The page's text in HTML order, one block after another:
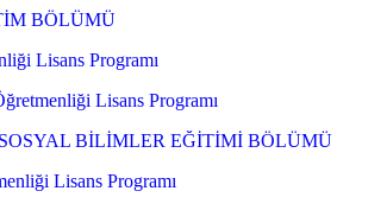
BÖLÜMÜ
Lisans Programı
Lisans Programı
BİLİMLER EĞİTİMİ BÖLÜMÜ
Lisans Programı